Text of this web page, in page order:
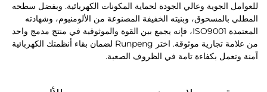
للعوامل الجوية وعالي الجودة لحماية المكونات الكهربائية. وبفضل سطحه
المطلي بالمسحوق، وبنيته الخفيفة المصنوعة من الألومنيوم، وشهادته
المعتمدة ISO9001، فإنه يجمع بين القوة والموثوقية في منتج مدمج واحد
من علامة تجارية موثوقة. اختر Runpeng لضمان بقاء أنظمتك الكهربائية
آمنة وتعمل بكفاءة تامة في الظروف الصعبة.